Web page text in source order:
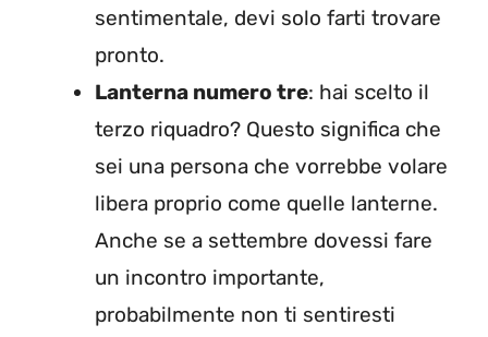
sentimentale, devi solo farti trovare
pronto.
Lanterna numero tre: hai scelto il
terzo riquadro? Questo significa che
sei una persona che vorrebbe volare
libera proprio come quelle lanterne.
Anche se a settembre dovessi fare
un incontro importante,
probabilmente non ti sentiresti